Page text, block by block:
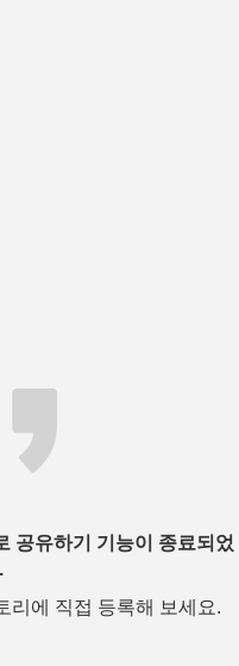
공유하기 기능이 종료되었
리에 직접 등록해 보세요.